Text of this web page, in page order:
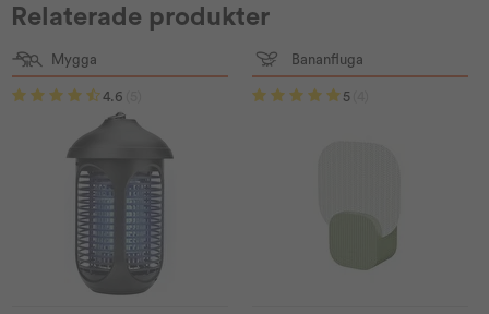
Relaterade produkter
Mygga
4.6
Bananfluga
5